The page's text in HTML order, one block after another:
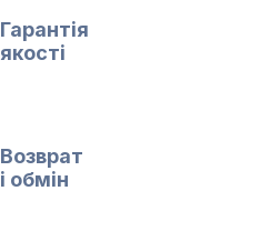
Гарантія
якості
Возврат
і обмін